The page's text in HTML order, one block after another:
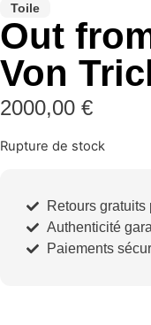
Toile
Out
Von
2000,00 €
Rupture de stock
Retours
Authenticité
Paiements